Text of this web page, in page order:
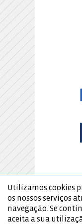
Utilizamos cookies
os nossos serviços
navegação. Se
aceita a sua